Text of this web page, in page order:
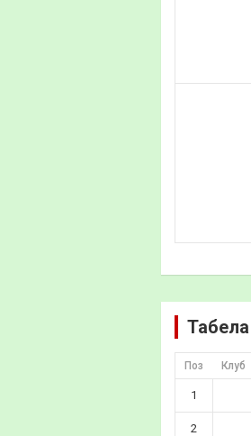
Табела
Поз Клуб
1
2